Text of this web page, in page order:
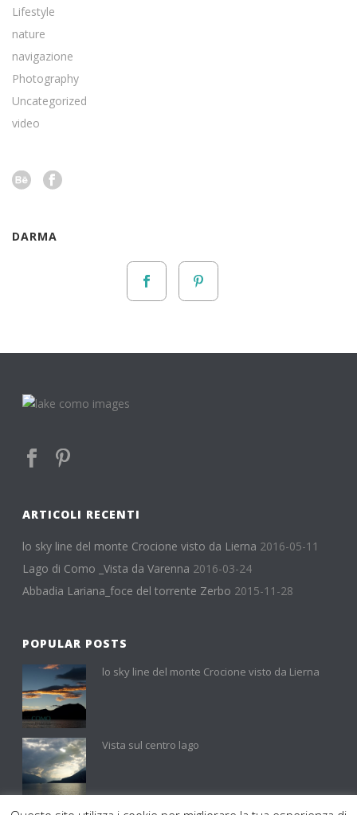
Lifestyle
nature
navigazione
Photography
Uncategorized
video
DARMA
ARTICOLI RECENTI
lo sky line del monte Crocione visto da Lierna 2016-05-11
Lago di Como _Vista da Varenna 2016-03-24
Abbadia Lariana_foce del torrente Zerbo 2015-11-28
POPULAR POSTS
lo sky line del monte Crocione visto da Lierna
Vista sul centro lago